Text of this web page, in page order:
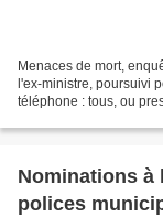
Menaces de mort,
l'ex-ministre, poursuivi
téléphone : tous, ou
Nominations à
polices